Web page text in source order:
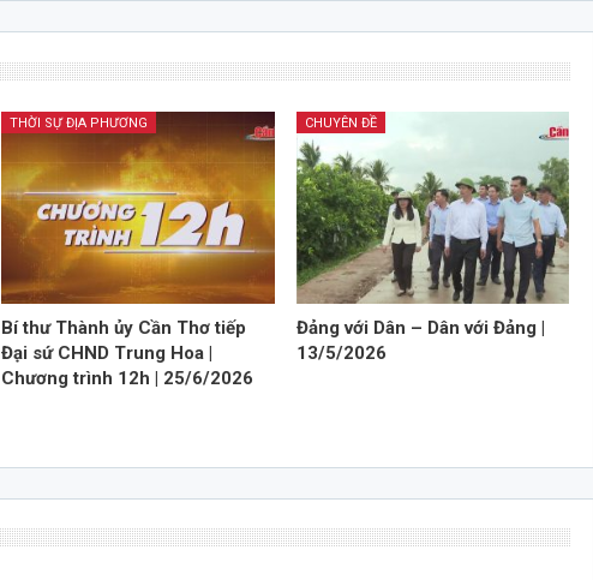
THỜI SỰ ĐỊA PHƯƠNG
Bí thư Thành ủy Cần Thơ tiếp
Đại sứ CHND Trung Hoa |
Chương trình 12h | 25/6/2026
CHUYÊN ĐỀ
Đảng với Dân – Dân với Đảng |
13/5/2026